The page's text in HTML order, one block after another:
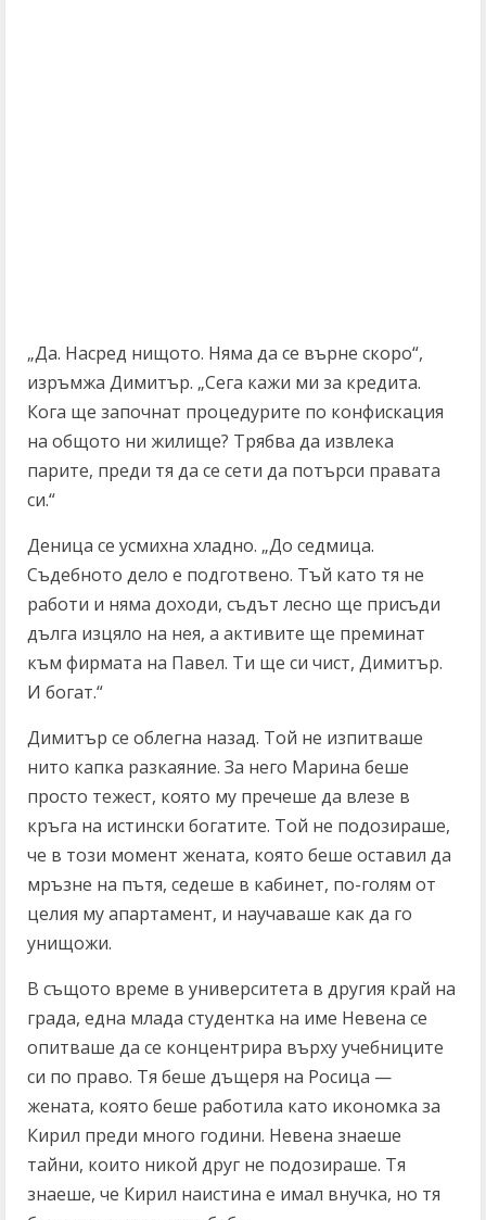
„Да. Насред нищото. Няма да се върне скоро“,
изръмжа Димитър. „Сега кажи ми за кредита.
Кога ще започнат процедурите по конфискация
на общото ни жилище? Трябва да извлека
парите, преди тя да се сети да потърси правата
си.“
Деница се усмихна хладно. „До седмица.
Съдебното дело е подготвено. Тъй като тя не
работи и няма доходи, съдът лесно ще присъди
дълга изцяло на нея, а активите ще преминат
към фирмата на Павел. Ти ще си чист, Димитър.
И богат.“
Димитър се облегна назад. Той не изпитваше
нито капка разкаяние. За него Марина беше
просто тежест, която му пречеше да влезе в
кръга на истински богатите. Той не подозираше,
че в този момент жената, която беше оставил да
мръзне на пътя, седеше в кабинет, по-голям от
целия му апартамент, и научаваше как да го
унищожи.
В същото време в университета в другия край на
града, една млада студентка на име Невена се
опитваше да се концентрира върху учебниците
си по право. Тя беше дъщеря на Росица —
жената, която беше работила като икономка за
Кирил преди много години. Невена знаеше
тайни, които никой друг не подозираше. Тя
знаеше, че Кирил наистина е имал внучка, но тя